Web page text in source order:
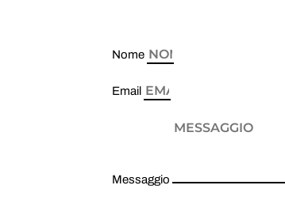
Nome
Email
Messaggio